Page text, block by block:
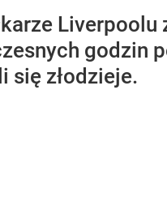
godzin
się złodzieje.